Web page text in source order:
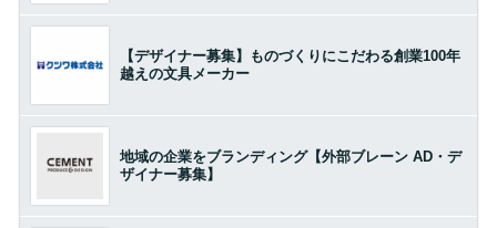
【デザイナー募集】ものづくりにこだわる創業100年
越えの文具メーカー
地域の企業をブランディング【外部ブレーン AD・デ
ザイナー募集】